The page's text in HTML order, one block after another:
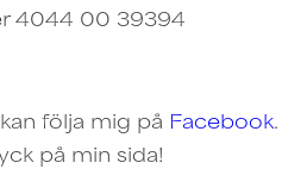
4044 00 39394
följa mig på Facebook.
på min sida!